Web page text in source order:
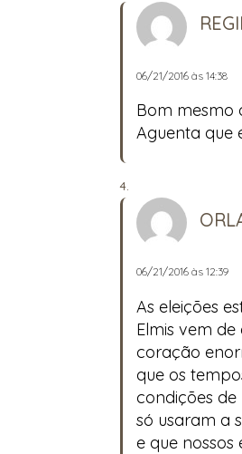
06/21/2016 às 14:38
Bom mesmo
Aguenta que
06/21/2016 às 12:39
As eleições
Elmis vem
coração
que os
condições
só usaram a
e que nossos